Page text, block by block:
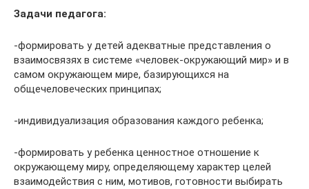
Задачи педагога:
-формировать у детей адекватные представления о
взаимосвязях в системе «человек-окружающий мир» и в
самом окружающем мире, базирующихся на
общечеловеческих принципах;
-индивидуализация образования каждого ребенка;
-формировать у ребенка ценностное отношение к
окружающему миру, определяющему характер целей
взаимодействия с ним, мотивов, готовности выбирать